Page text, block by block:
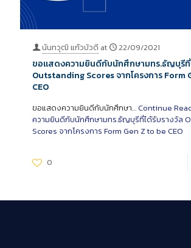
นันทวุฒิ แก้วบัวดี at 22/09/2021
ขอแสดงความยินดีกับนักศึกษามทร.ธัญบุรีที่
Outstanding Scores จากโครงการ Form
CEO
ขอแสดงความยินดีกับนักศึกษา… Continue
ความยินดีกับนักศึกษามทร.ธัญบุรีที่ได้รับรางวัล
Scores จากโครงการ Form Gen Z to be CEO
0